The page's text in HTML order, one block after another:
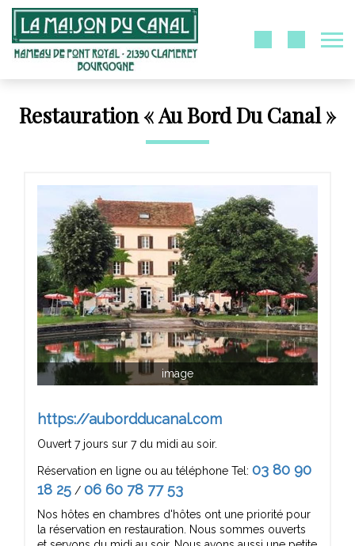
Restauration « Au Bord Du Canal »
image
https://aubordducanal.com
Ouvert 7 jours sur 7 du midi au soir.
Réservation en ligne ou au téléphone Tel: 03 80 90
18 25 / 06 60 78 77 53
Nos hôtes en chambres d'hôtes ont une priorité pour
la réservation en restauration. Nous sommes ouverts